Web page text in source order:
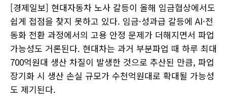
[경제일보] 현대자동차 노사 갈등이 올해 임금협상에서도
쉽게 접점을 찾지 못하고 있다. 임금·성과급 갈등에 AI·전
동화 전환 과정에서의 고용 안정 문제가 더해지면서 파업
가능성도 거론된다. 현대차는 과거 부분파업 때 하루 최대
700억원대 생산 차질이 발생한 것으로 추산된 만큼, 파업
장기화 시 생산 손실 규모가 수천억원대로 확대될 가능성
도 제기된다.